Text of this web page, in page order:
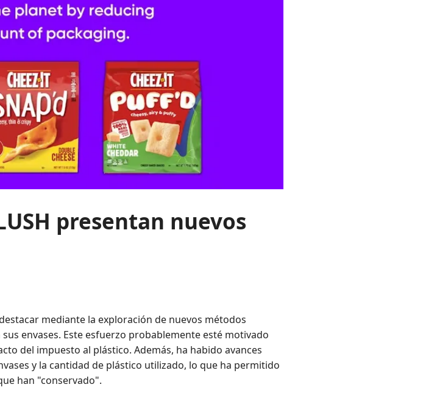
presentan nuevos
mediante la exploración de nuevos métodos
envases. Este esfuerzo probablemente esté motivado
del impuesto al plástico. Además, ha habido avances
y la cantidad de plástico utilizado, lo que ha permitido
han "conservado".